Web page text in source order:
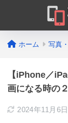
ホーム 写真
【iPhone／
画になる時の
2024年11月6日